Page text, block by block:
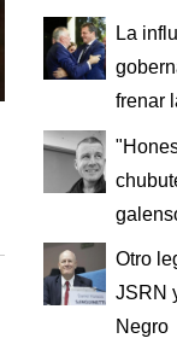
La
frenar
Otro
JSRN
Negro